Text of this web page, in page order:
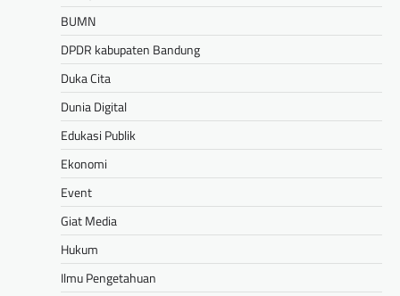
BUMN
DPDR kabupaten Bandung
Duka Cita
Dunia Digital
Edukasi Publik
Ekonomi
Event
Giat Media
Hukum
Ilmu Pengetahuan